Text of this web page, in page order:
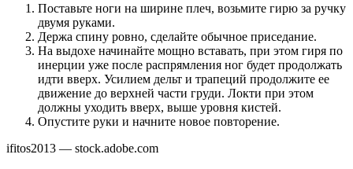
Поставьте ноги на ширине плеч, возьмите гирю за ручку
двумя руками.
Держа спину ровно, сделайте обычное приседание.
На выдохе начинайте мощно вставать, при этом гиря по
инерции уже после распрямления ног будет продолжать
идти вверх. Усилием дельт и трапеций продолжите ее
движение до верхней части груди. Локти при этом
должны уходить вверх, выше уровня кистей.
Опустите руки и начните новое повторение.
ifitos2013 — stock.adobe.com